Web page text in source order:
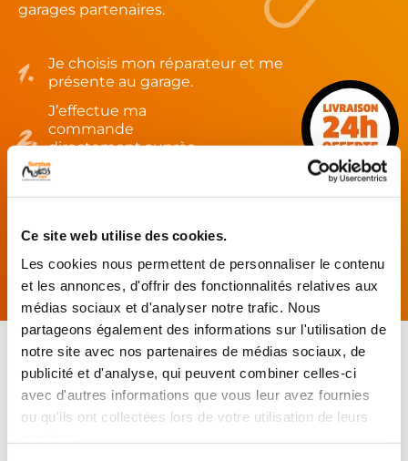
Ce site web utilise des cookies.
Les cookies nous permettent de personnaliser le contenu
et les annonces, d'offrir des fonctionnalités relatives aux
médias sociaux et d'analyser notre trafic. Nous
partageons également des informations sur l'utilisation de
notre site avec nos partenaires de médias sociaux, de
publicité et d'analyse, qui peuvent combiner celles-ci
avec d'autres informations que vous leur avez fournies
ou qu'ils ont collectées lors de votre utilisation de leurs
garages partenaires.
Je choisis mon réparateur et me
présente au garage.
J’effectue ma
commande
directement auprès
du réparateur.
Mes pièces sont livrées et